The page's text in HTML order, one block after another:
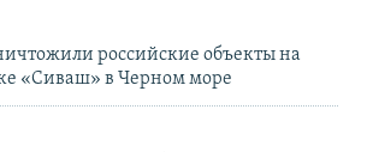
российские объекты на
«Сиваш» в Черном море